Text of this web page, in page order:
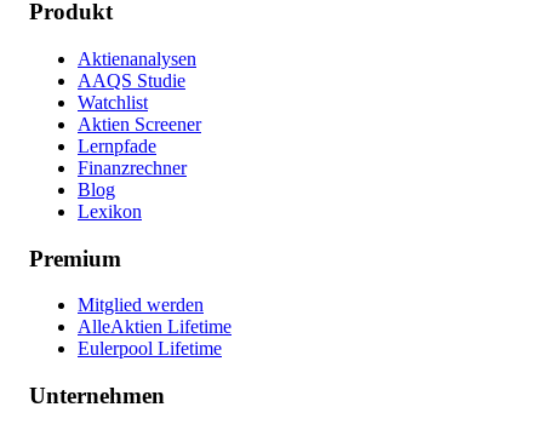
Produkt
Aktienanalysen
AAQS Studie
Watchlist
Aktien Screener
Lernpfade
Finanzrechner
Blog
Lexikon
Premium
Mitglied werden
AlleAktien Lifetime
Eulerpool Lifetime
Unternehmen